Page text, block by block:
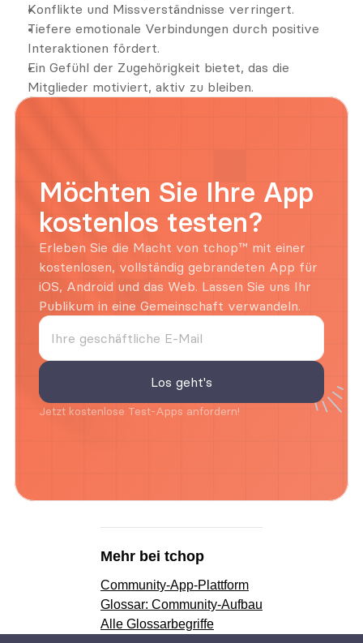
Konflikte und Missverständnisse verringert.
Tiefere emotionale Verbindungen durch positive
Interaktionen fördert.
Ein Gefühl der Zugehörigkeit bietet, das die
Mitglieder motiviert, aktiv zu bleiben.
Möchten Sie Ihre App
kostenlos testen?
Erleben Sie die Macht von tchop™ mit einer
kostenlosen, vollständig gebrandeten App für
iOS, Android und das Web. Lassen Sie uns Ihr
Publikum in eine Gemeinschaft verwandeln.
Jetzt kostenlose Test-Apps anfordern!
Mehr bei tchop
Community-App-Plattform
Glossar: Community-Aufbau
Alle Glossarbegriffe